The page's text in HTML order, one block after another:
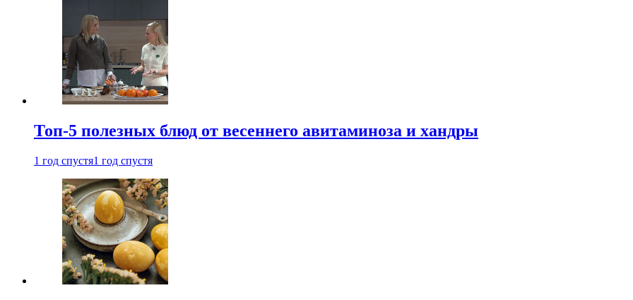
Топ-5 полезных блюд от весеннего авитаминоза и хандры
1 год спустя1 год спустя